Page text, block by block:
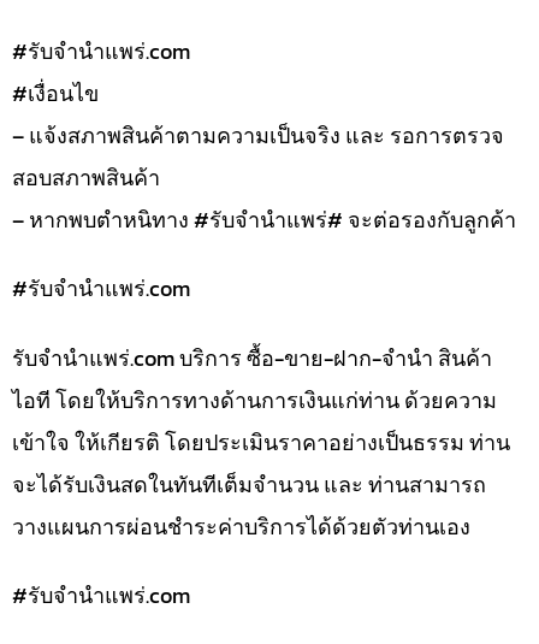
#รับจํานําแพร่.com
#เงื่อนไข
– แจ้งสภาพสินค้าตามความเป็นจริง และ รอการตรวจ
สอบสภาพสินค้า
– หากพบตำหนิทาง #รับจำนำแพร่# จะต่อรองกับลูกค้า
#รับจํานําแพร่.com
รับจํานําแพร่.com บริการ ซื้อ-ขาย-ฝาก-จำนำ สินค้า
ไอที โดยให้บริการทางด้านการเงินแก่ท่าน ด้วยความ
เข้าใจ ให้เกียรติ โดยประเมินราคาอย่างเป็นธรรม ท่าน
จะได้รับเงินสดในทันทีเต็มจำนวน และ ท่านสามารถ
วางแผนการผ่อนชำระค่าบริการได้ด้วยตัวท่านเอง
#รับจํานําแพร่.com